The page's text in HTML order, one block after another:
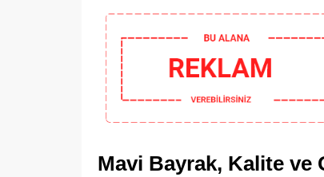
Mavi Bayrak, Kalite ve